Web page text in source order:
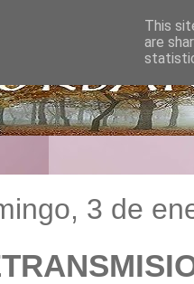
3 de
This
are